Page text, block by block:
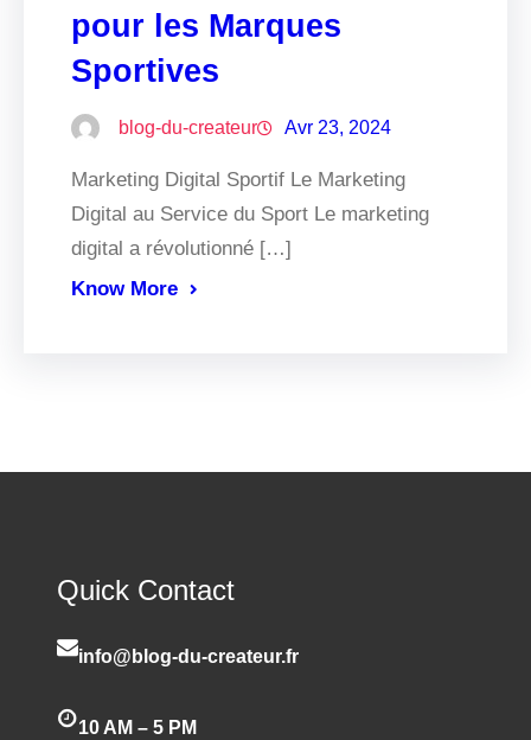
pour les Marques
Sportives
blog-du-createur Avr 23, 2024
Marketing Digital Sportif Le Marketing
Digital au Service du Sport Le marketing
digital a révolutionné […]
Know More
Quick Contact
info@blog-du-createur.fr
10 AM – 5 PM